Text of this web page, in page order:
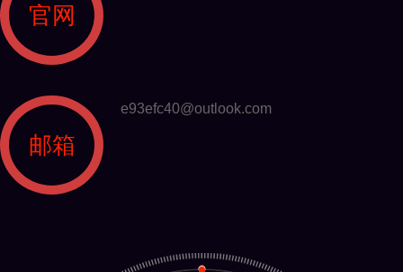
官网
邮箱
e93efc40@outlook.com